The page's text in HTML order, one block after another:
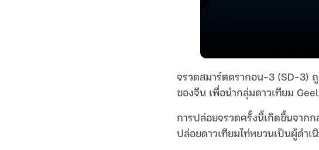
จรวดสมาร์ตดรากอน-3 (SD-3)
ของจีน เพื่อนำกลุ่มดาวเทียม
การปล่อยจรวดครั้งนี้เกิดขึ้นจากก
ปล่อยดาวเทียมไท่หยวนเป็นผู้ดำ